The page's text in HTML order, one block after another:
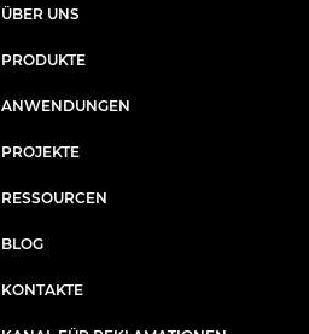
ÜBER UNS​
PRODUKTE
ANWENDUNGEN
PROJEKTE
RESSOURCEN
BLOG
KONTAKTE